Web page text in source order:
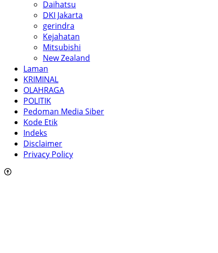
Daihatsu
DKI Jakarta
gerindra
Kejahatan
Mitsubishi
New Zealand
Laman
KRIMINAL
OLAHRAGA
POLITIK
Pedoman Media Siber
Kode Etik
Indeks
Disclaimer
Privacy Policy